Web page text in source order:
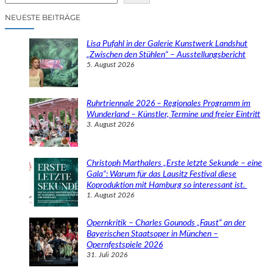
NEUESTE BEITRÄGE
Lisa Pufahl in der Galerie Kunstwerk Landshut
„Zwischen den Stühlen“ – Ausstellungsbericht
5. August 2026
Ruhrtriennale 2026 – Regionales Programm im
Wunderland – Künstler, Termine und freier Eintritt
3. August 2026
Christoph Marthalers „Erste letzte Sekunde – eine
Gala“: Warum für das Lausitz Festival diese
Koproduktion mit Hamburg so interessant ist.
1. August 2026
Opernkritik – Charles Gounods „Faust“ an der
Bayerischen Staatsoper in München –
Opernfestspiele 2026
31. Juli 2026